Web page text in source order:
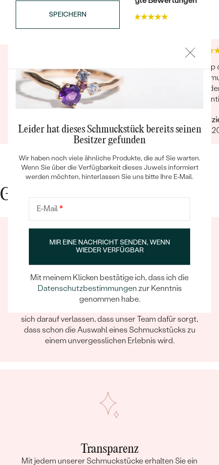
Bestseller
ANSEHEN
SPEICHERN
Sehr hochwertig! Eine sehr hochwertige
Verarbeitung und ein sehr schönes
Schmuckstück! Meine Schwester und ich
haben es als Erinnerung an unsere kürzlich
verstorbenen Oma gekauft und sind
liebevoll graviert. Eine absolute Empfehlung!
24.08.2025
Ganze Bewertung anzeigen
Gute Gründe für Eppi
Ein Eppi-sches Erlebnis
sich darauf verlassen, dass unser Team dafür sorgt,
dass schon die Auswahl eines Schmuckstücks zu
einem unvergesslichen Erlebnis wird.
Transparenz
Mit jedem unserer Schmuckstücke erhalten Sie ein
Leider hat dieses Schmuckstück bereits seinen
Besitzer gefunden
Wir haben noch viele ähnliche Produkte, die auf Sie warten.
Wenn Sie über die Verfügbarkeit dieses Juwels informiert
werden möchten, hinterlassen Sie uns bitte Ihre E-Mail.
E-Mail*
MIR EINE NACHRICHT SENDEN, WENN
WIEDER VERFÜGBAR
Mit meinem Klicken bestätige ich, dass ich die
Datenschutzbestimmungen zur Kenntnis
genommen habe.